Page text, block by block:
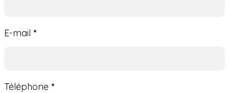
E-mail *
Téléphone *